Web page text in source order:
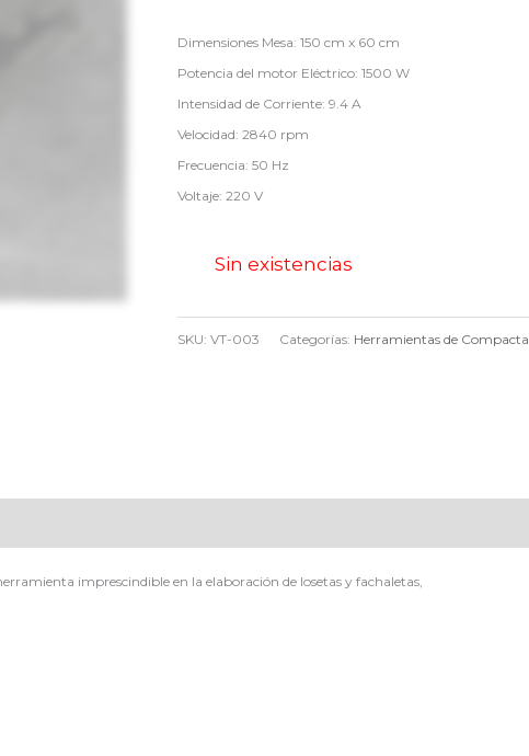
Dimensiones Mesa: 150 cm x 60 cm
Potencia del motor Eléctrico: 1500 W
Intensidad de Corriente: 9.4 A
Velocidad: 2840 rpm
Frecuencia: 50 Hz
Voltaje: 220 V
Sin existencias
SKU:VT-003 Categorías: Herramientas de
imprescindible en la elaboración de losetas y fachaletas,